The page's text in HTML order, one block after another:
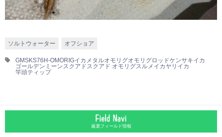
ソルトウォーター オフショア
GMSKS76H-OMORIGイカメタルオモリグオモリグロッドケンサキイカ
ゴールデンミーン スクアド スクアド オモリグスルメイカ ヤリイカ
竿頭ティップ
厳選フィールド情報